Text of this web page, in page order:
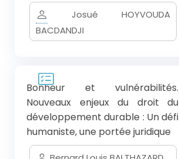
Josué HOYVOUDA
BACDANDJI
Bonheur et vulnérabilités.
Nouveaux enjeux du droit du
développement durable : Un défi
humaniste, une portée juridique